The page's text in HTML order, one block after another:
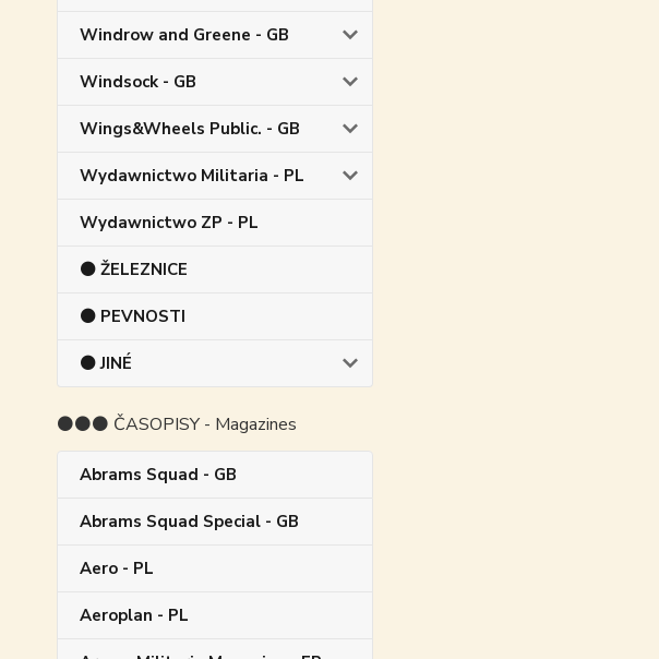
Windrow and Greene - GB
Windsock - GB
Wings&Wheels Public. - GB
Wydawnictwo Militaria - PL
Wydawnictwo ZP - PL
⚫ ŽELEZNICE
⚫ PEVNOSTI
⚫ JINÉ
⚫⚫⚫ ČASOPISY - Magazines
Abrams Squad - GB
Abrams Squad Special - GB
Aero - PL
Aeroplan - PL